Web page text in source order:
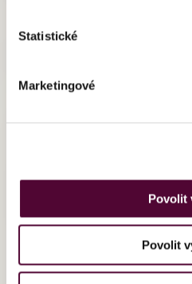
Statistické
Marketingové
Povolit
Povolit
Karlín kanceláře